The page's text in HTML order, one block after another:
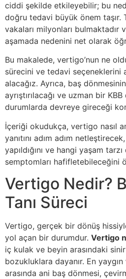
ciddi şekilde etkileyebilir; bu
doğru tedavi büyük önem taşır.
vakaları milyonları bulmaktadır
aşamada nedenini net olarak
Bu makalede, vertigo’nun ne
sürecini ve tedavi seçeneklerini
alacağız. Ayrıca, baş
ayrıştırılacağı ve uzman bir
durumlarda devreye gireceği
İçeriği okudukça, vertigo nasıl
yanıtını adım adım
yapıldığını ve hangi yaşam
semptomları hafifletebileceğini
Vertigo Nedir?
Tanı Süreci
Vertigo, gerçek bir dönüş
yol açan bir durumdur. Vertigo
iç kulak ve beyin arasındaki
bozukluklara dayanır. En yaygın
arasında ani baş dönmesi,